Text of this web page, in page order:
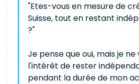
"Etes-vous en mesure de
Suisse, tout en restant
?"
Je pense que oui, mais je
l'intérêt de rester
pendant la durée de mon